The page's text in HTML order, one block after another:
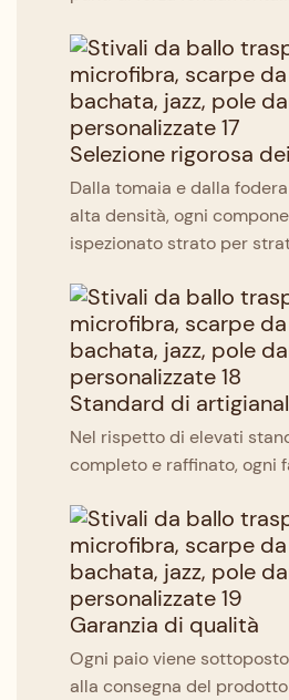
Selezione rigorosa
Dalla tomaia e dalla
alta densità, ogni
ispezionato strato per
Standard di
Nel rispetto di elevati
completo e raffinato, ogni
Garanzia di qualità
Ogni paio viene
alla consegna del